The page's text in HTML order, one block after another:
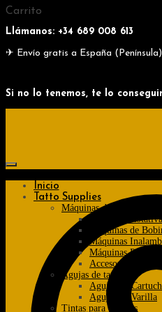
Skip
navigation
Skip
content
Carrito
Llámanos: +34 689 008 613
✈ Envío gratis a España
Si no lo tenemos, te lo
Inicio
Tatto Supplies
Máquinas de tatuajes
Máquinas
Máquinas de
Máquinas
Máquinas Pen
Accesorios de
Agujas de tatuajes
Agujas de
Agujas de Varilla
Tintas para tatuajes